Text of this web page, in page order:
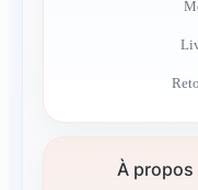
À propos